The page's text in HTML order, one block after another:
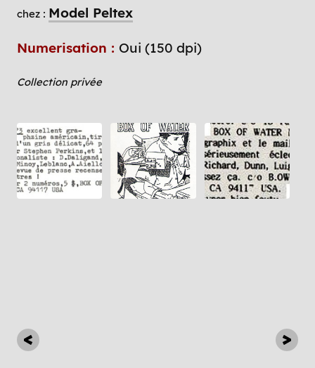
chez : Model Peltex
Numerisation : Oui (150 dpi)
Collection privée